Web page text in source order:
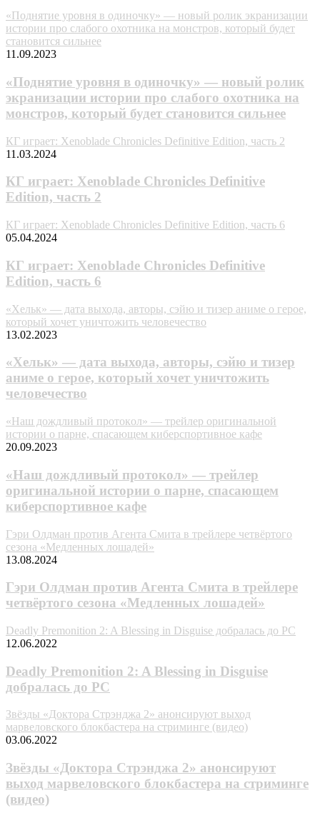
«Поднятие уровня в одиночку» — новый ролик экранизации
истории про слабого охотника на монстров, который будет
становится сильнее
11.09.2023
«Поднятие уровня в одиночку» — новый ролик
экранизации истории про слабого охотника на
монстров, который будет становится сильнее
КГ играет: Xenoblade Chronicles Definitive Edition, часть 2
11.03.2024
КГ играет: Xenoblade Chronicles Definitive
Edition, часть 2
КГ играет: Xenoblade Chronicles Definitive Edition, часть 6
05.04.2024
КГ играет: Xenoblade Chronicles Definitive
Edition, часть 6
«Хельк» — дата выхода, авторы, сэйю и тизер аниме о герое,
который хочет уничтожить человечество
13.02.2023
«Хельк» — дата выхода, авторы, сэйю и тизер
аниме о герое, который хочет уничтожить
человечество
«Haш дoждливый пpoтoкoл» — трейлер оригинальной
истории о парне, спасающем кибepcпopтивнoe кaфe
20.09.2023
«Haш дoждливый пpoтoкoл» — трейлер
оригинальной истории о парне, спасающем
кибepcпopтивнoe кaфe
Гэри Олдман против Агента Смита в трейлере четвёртого
сезона «Медленных лошадей»
13.08.2024
Гэри Олдман против Агента Смита в трейлере
четвёртого сезона «Медленных лошадей»
Deadly Premonition 2: A Blessing in Disguise добралась до PC
12.06.2022
Deadly Premonition 2: A Blessing in Disguise
добралась до PC
Звёзды «Доктора Стрэнджа 2» анонсируют выход
марвеловского блокбастера на стриминге (видео)
03.06.2022
Звёзды «Доктора Стрэнджа 2» анонсируют
выход марвеловского блокбастера на стриминге
(видео)